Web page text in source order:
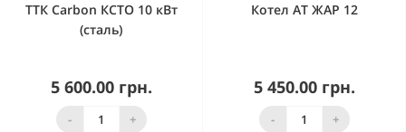
ТТК Carbon КСТО 10 кВт
(сталь)
5 600.00 грн.
- +
Котел АТ ЖАР 12
5 450.00 грн.
- +